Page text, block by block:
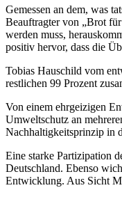
Gemessen an dem, was
Beauftragter von „Brot
werden muss,
positiv hervor, dass die
Tobias Hauschild vom
restlichen 99 Prozent
Von einem ehrgeizigen
Umweltschutz an
Nachhaltigkeitsprinzip in
Eine starke Partizipation
Deutschland. Ebenso
Entwicklung. Aus Sicht